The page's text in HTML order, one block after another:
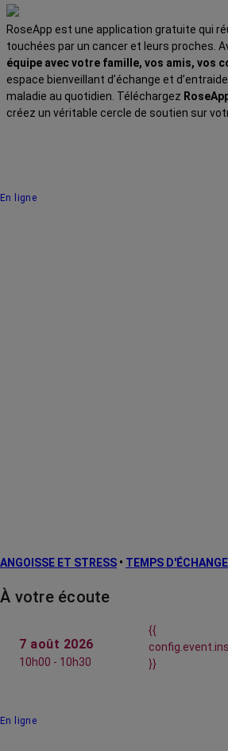
RoseApp est une application gratuite qui
touchées par un cancer et leurs proches.
équipe avec votre famille, vos amis, vos
espace bienveillant d’échange et
maladie au quotidien. Téléchargez
créez un véritable cercle de soutien sur
En ligne
ANGOISSE ET STRESS • TEMPS D'ÉCHANGE
À votre écoute
7 août 2026
10h00 - 10h30
{{
}}
En ligne